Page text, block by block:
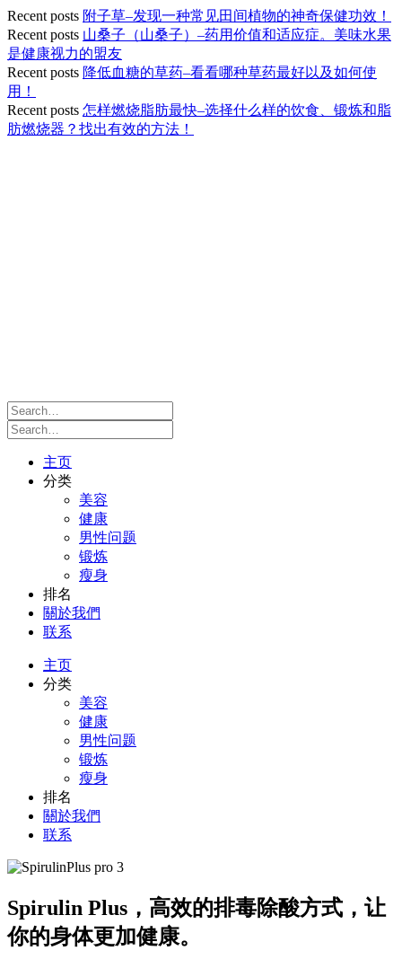
Recent posts 附子草–发现一种常见田间植物的神奇保健功效！
Recent posts 山桑子（山桑子）–药用价值和适应症。美味水果
是健康视力的盟友
Recent posts 降低血糖的草药–看看哪种草药最好以及如何使
用！
Recent posts 怎样燃烧脂肪最快–选择什么样的饮食、锻炼和脂
肪燃烧器？找出有效的方法！
主页
分类
美容
健康
男性问题
锻炼
瘦身
排名
關於我們
联系
主页
分类
美容
健康
男性问题
锻炼
瘦身
排名
關於我們
联系
Spirulin Plus，高效的排毒除酸方式，让
你的身体更加健康。